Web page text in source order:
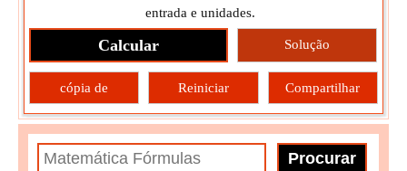
entrada e unidades.
Calcular Solução
cópia de Reiniciar Compartilhar